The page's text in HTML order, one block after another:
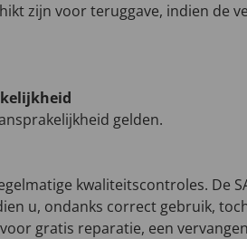
zijn voor teruggave, indien de
gelden.
kwaliteitscontroles. De
u, ondanks correct gebruik,
gratis reparatie, een